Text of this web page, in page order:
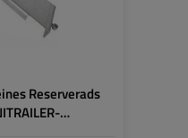
Reserverads